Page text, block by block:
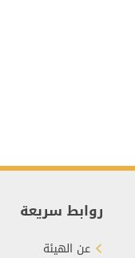
روابط سريعة
عن الهيئة